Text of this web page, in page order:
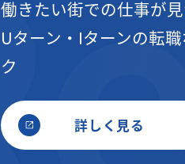
働きたい街での仕事が
Uターン・Iターンの転
ク
詳しく見る